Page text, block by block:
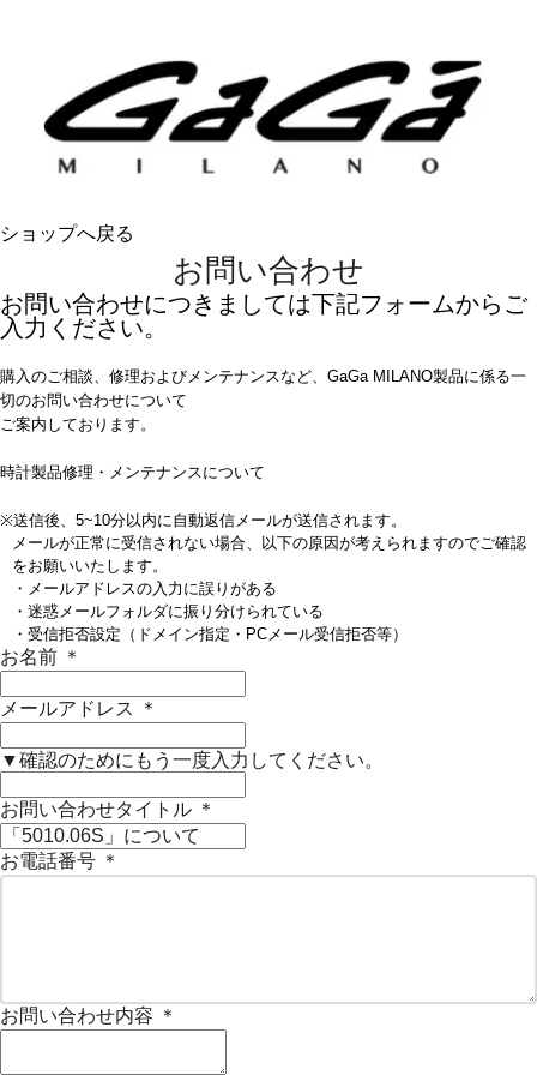
ショップへ戻る
お問い合わせ
お問い合わせにつきましては下記フォームからご
入力ください。
購入のご相談、修理およびメンテナンスなど、GaGa MILANO製品に係る一
切のお問い合わせについて
ご案内しております。
時計製品修理・メンテナンスについて
※送信後、5~10分以内に自動返信メールが送信されます。
メールが正常に受信されない場合、以下の原因が考えられますのでご確認
をお願いいたします。
・メールアドレスの入力に誤りがある
・迷惑メールフォルダに振り分けられている
・受信拒否設定（ドメイン指定・PCメール受信拒否等）
お名前 ＊
メールアドレス ＊
▼確認のためにもう一度入力してください。
お問い合わせタイトル ＊
お電話番号 ＊
お問い合わせ内容 ＊